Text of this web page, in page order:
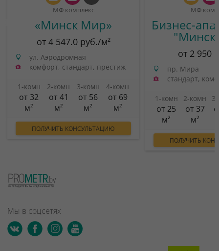
МФ комплекс
«Минск Мир»
от 4 547.0 руб./м²
ул. Аэродромная
комфорт, стандарт, престиж
1-комн
от 32
м²
2-комн
от 41
м²
3-комн
от 56
м²
4-комн
от 69
м²
ПОЛУЧИТЬ КОНСУЛЬТАЦИЮ
МФ
Бизнес-
от 2 950
пр. Мира
стандарт,
1-комн
от 25
м²
2-комн
от 37
м²
ПОЛУЧИТЬ
Мы в соцсетях